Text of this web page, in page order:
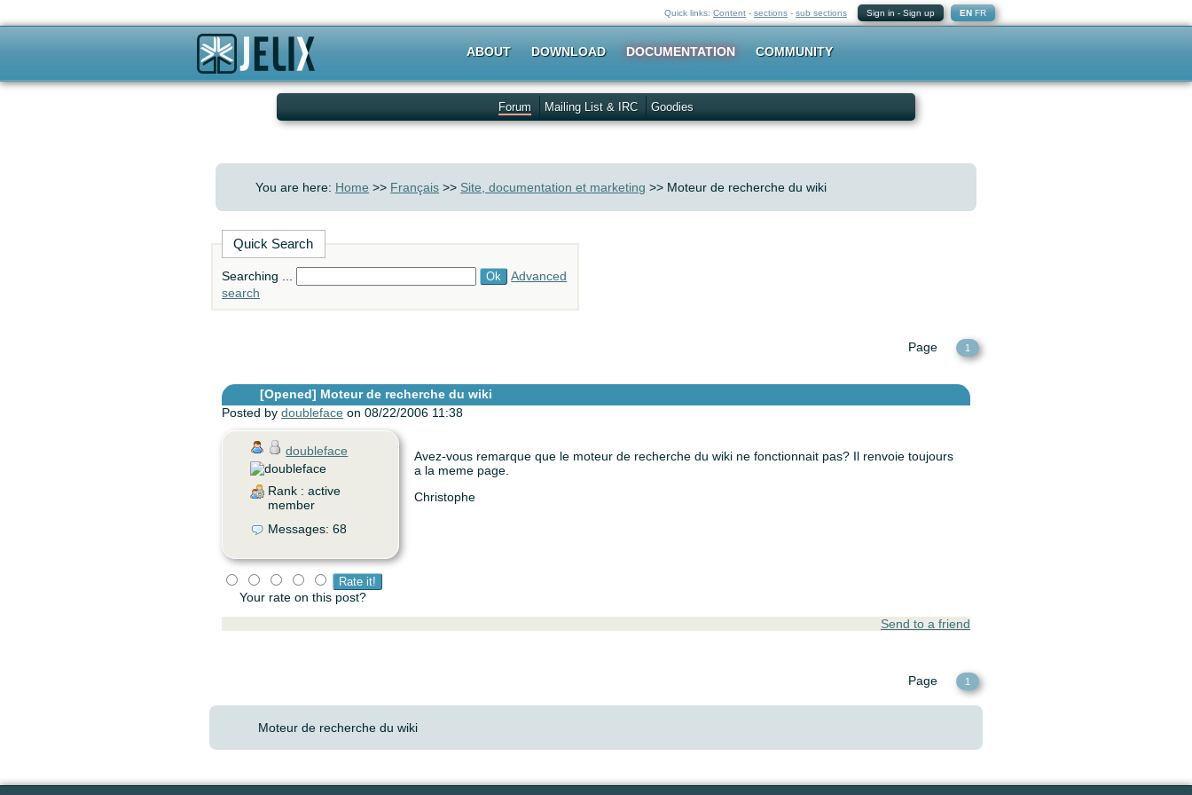
Quick links: Content - sections - sub sections Sign in - Sign up EN FR
ABOUT DOWNLOAD DOCUMENTATION COMMUNITY
Forum Mailing List & IRC Goodies
You are here: Home >> Français >> Site, documentation et marketing >> Moteur de recherche du wiki
Quick Search
Searching ...
Advanced
search
Page 1
[Opened] Moteur de recherche du wiki
Posted bydoubleface on 08/22/2006 11:38
doubleface
Rank : active
member
Messages: 68
Your rate on this post?
Avez-vous remarque que le moteur de recherche du wiki ne fonctionnait pas? Il renvoie toujours
a la meme page.
Christophe
Send to a friend
Page 1
Moteur de recherche du wiki